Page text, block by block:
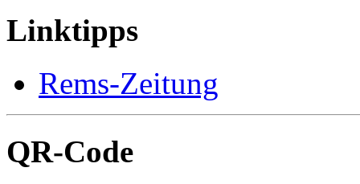
Linktipps
Rems-Zeitung
QR-Code